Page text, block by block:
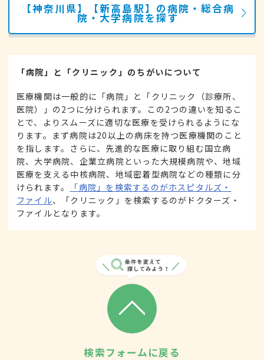
【神奈川県】【新高島駅】の病院・総合病
院・大学病院を探す
「病院」と「クリニック」のちがいについて
医療機関は一般的に「病院」と「クリニック（診療所、
医院）」の2つに分けられます。この2つの違いを知るこ
とで、よりスムーズに適切な医療を受けられるようにな
ります。まず病院は20以上の病床を持つ医療機関のこと
を指します。さらに、先進的な医療に取り組む国立病
院、大学病院、企業立病院といった大規模病院や、地域
医療を支える中核病院、地域密着型病院などの種類に分
けられます。
「病院」を検索するのがホスピタルズ・
ファイル、「クリニック」を検索するのがドクターズ・
ファイルとなります。
検索フォームに戻る